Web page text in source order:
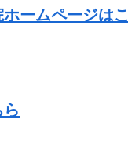
ームページは